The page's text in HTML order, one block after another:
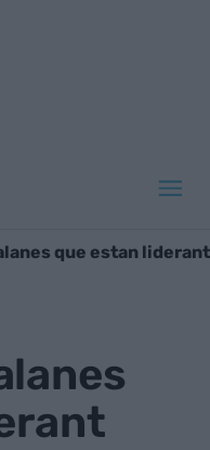
que estan liderant